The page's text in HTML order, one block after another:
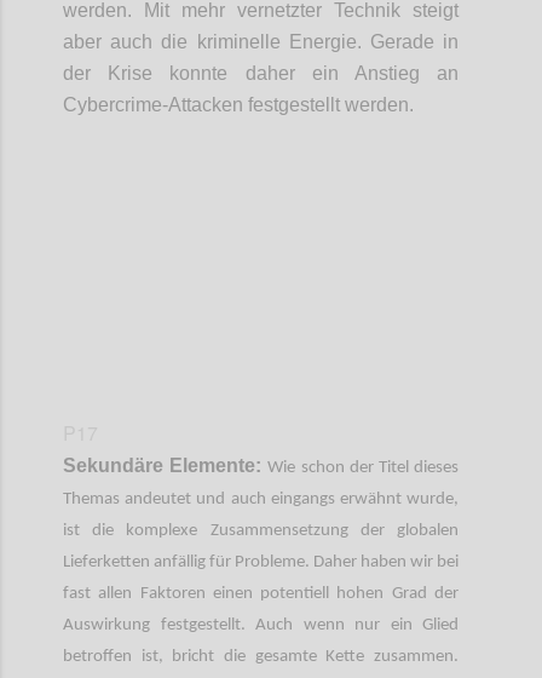
werden. Mit mehr vernetzter Technik steigt
aber auch die kriminelle Energie. Gerade in
der Krise konnte daher ein Anstieg an
Cybercrime-Attacken festgestellt werden.
Sekundäre Elemente:Wie schon der Titel dieses
Themas andeutet und auch eingangs erwähnt wurde,
ist die komplexe Zusammensetzung der globalen
Lieferketten anfällig für Probleme. Daher haben wir bei
fast allen Faktoren einen potentiell hohen Grad der
Auswirkung festgestellt. Auch wenn nur ein Glied
betroffen ist, bricht die gesamte Kette zusammen.